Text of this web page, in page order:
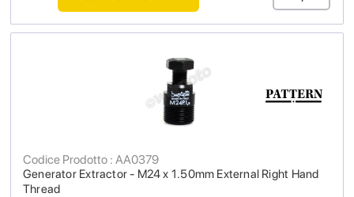
Generator Extractor - M24 x 1.50mm External Right Hand
Thread
Codice Prodotto : AA0379